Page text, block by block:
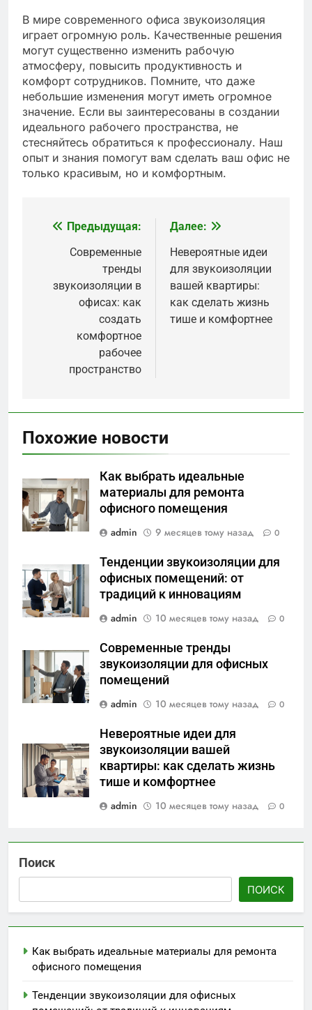
В мире современного офиса звукоизоляция
играет огромную роль. Качественные решения
могут существенно изменить рабочую
атмосферу, повысить продуктивность и
комфорт сотрудников. Помните, что даже
небольшие изменения могут иметь огромное
значение. Если вы заинтересованы в создании
идеального рабочего пространства, не
стесняйтесь обратиться к профессионалу. Наш
опыт и знания помогут вам сделать ваш офис не
только красивым, но и комфортным.
Навигация
записям
Предыдущая:
Современные
тренды
звукоизоляции в
офисах: как
создать
комфортное
рабочее
пространство
Далее:
Невероятные идеи
для звукоизоляции
вашей квартиры:
как сделать жизнь
тише и комфортнее
Похожие новости
Как выбрать идеальные
материалы для ремонта
офисного помещения
admin
9 месяцев тому назад 0
Тенденции звукоизоляции для
офисных помещений: от
традиций к инновациям
admin
10 месяцев тому назад 0
Современные тренды
звукоизоляции для офисных
помещений
admin
10 месяцев тому назад 0
Невероятные идеи для
звукоизоляции вашей
квартиры: как сделать жизнь
тише и комфортнее
admin
10 месяцев тому назад 0
Поиск
ПОИСК
Как выбрать идеальные материалы для ремонта
офисного помещения
Тенденции звукоизоляции для офисных